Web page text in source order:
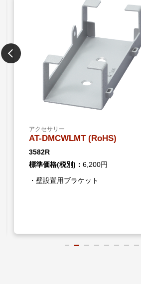
アクセサリー
AT-DMCWLMT (RoHS)
標準価格(税別)：6,200円
・壁設置用ブラケット